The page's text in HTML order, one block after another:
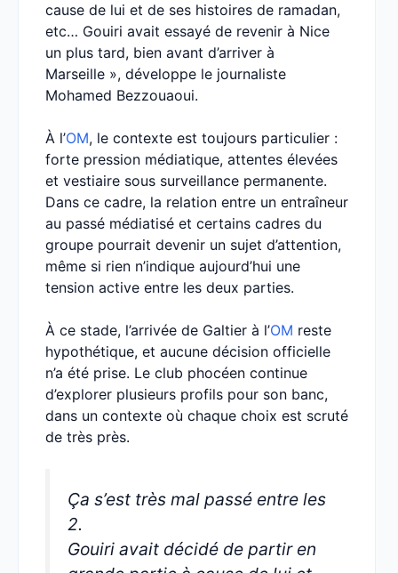
cause de lui et de ses histoires de ramadan,
etc… Gouiri avait essayé de revenir à Nice
un plus tard, bien avant d’arriver à
Marseille », développe le journaliste
Mohamed Bezzouaoui.
À l’OM, le contexte est toujours particulier :
forte pression médiatique, attentes élevées
et vestiaire sous surveillance permanente.
Dans ce cadre, la relation entre un entraîneur
au passé médiatisé et certains cadres du
groupe pourrait devenir un sujet d’attention,
même si rien n’indique aujourd’hui une
tension active entre les deux parties.
À ce stade, l’arrivée de Galtier à l’OM reste
hypothétique, et aucune décision officielle
n’a été prise. Le club phocéen continue
d’explorer plusieurs profils pour son banc,
dans un contexte où chaque choix est scruté
de très près.
Ça s’est très mal passé entre les
2.
Gouiri avait décidé de partir en